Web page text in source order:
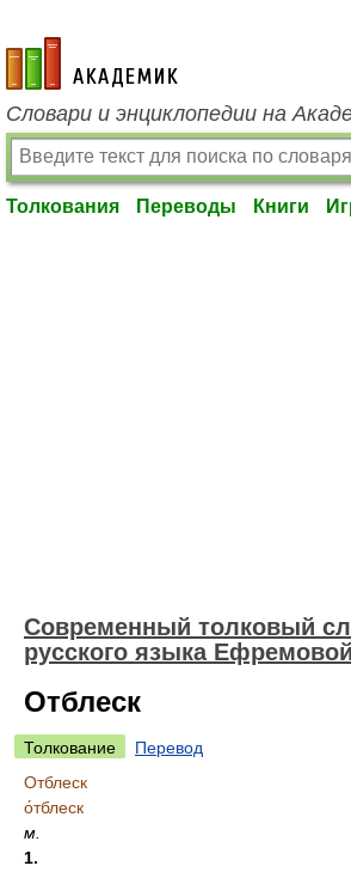
academic.ru
Словари и энциклопедии на
Толкования Переводы Книги
Современный толковый
русского языка Ефремовой
Отблеск
Толкование
Перевод
Отблеск
о́тблеск
м.
1.